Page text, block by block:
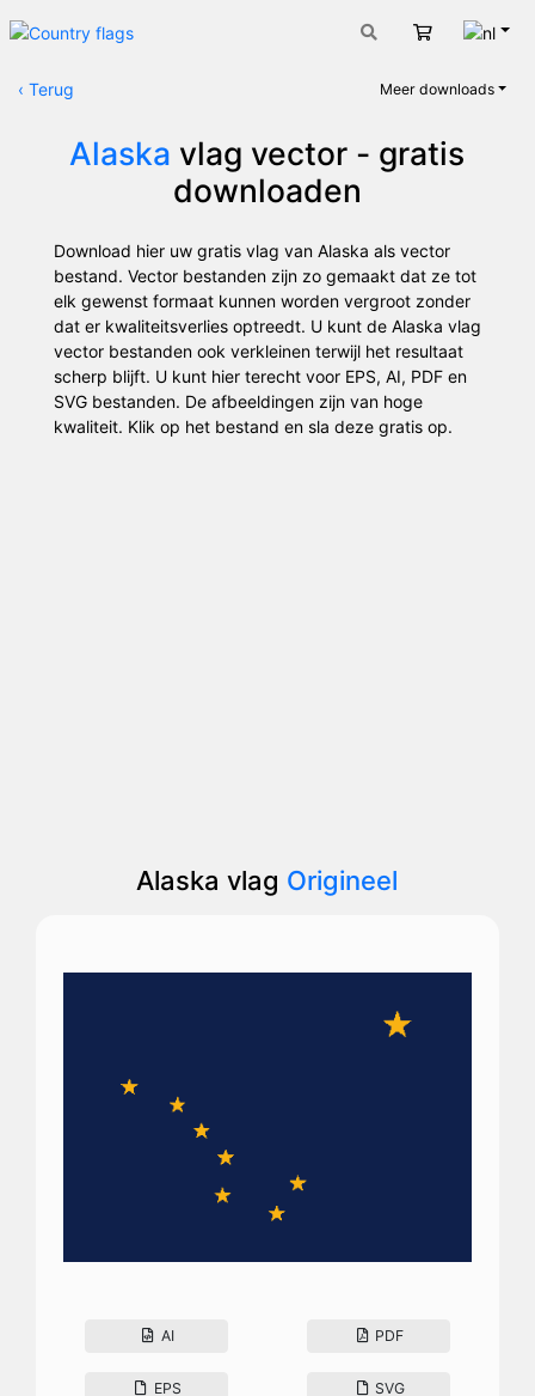
Winkelwagen
‹ Terug Meer downloads
Alaska vlag vector - gratis
downloaden
Download hier uw gratis vlag van Alaska als vector
bestand. Vector bestanden zijn zo gemaakt dat ze tot
elk gewenst formaat kunnen worden vergroot zonder
dat er kwaliteitsverlies optreedt. U kunt de Alaska vlag
vector bestanden ook verkleinen terwijl het resultaat
scherp blijft. U kunt hier terecht voor EPS, AI, PDF en
SVG bestanden. De afbeeldingen zijn van hoge
kwaliteit. Klik op het bestand en sla deze gratis op.
Alaska vlag Origineel
AI PDF
EPS SVG